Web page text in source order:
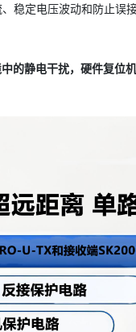
稳定电压波动和防止误
的静电干扰，硬件复位